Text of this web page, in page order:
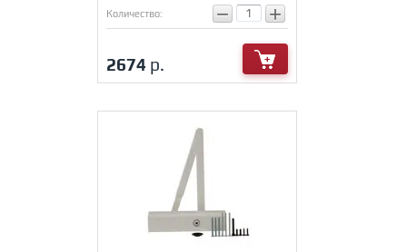
Количество: − +
2674 р.